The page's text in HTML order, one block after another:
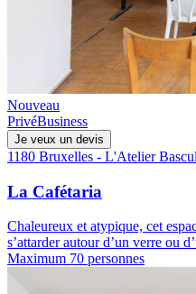
Nouveau
PrivéBusiness
Je veux un devis
1180 Bruxelles - L'Atelier
La Cafétaria
Chaleureux et atypique, cet
s’attarder autour d’un verre ou
Maximum 70 personnes